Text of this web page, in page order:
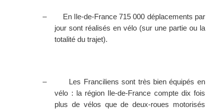
–
En Ile-de-France 715 000 déplacements par
jour sont réalisés en vélo (sur une partie ou la
totalité du trajet).
–
Les Franciliens sont très bien équipés en
vélo : la région Ile-de-France compte dix fois
plus de vélos que de deux-roues motorisés